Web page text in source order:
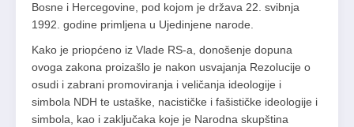
Bosne i Hercegovine, pod kojom je država 22. svibnja
1992. godine primljena u Ujedinjene narode.
Kako je priopćeno iz Vlade RS-a, donošenje dopuna
ovoga zakona proizašlo je nakon usvajanja Rezolucije o
osudi i zabrani promoviranja i veličanja ideologije i
simbola NDH te ustaške, nacističke i fašističke ideologije i
simbola, kao i zaključaka koje je Narodna skupština